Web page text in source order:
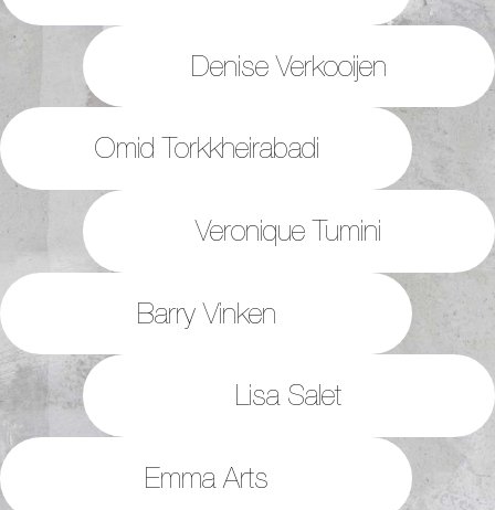
Denise Verkooijen
Omid Torkkheirabadi
Veronique Tumini
Barry Vinken
Lisa Salet
Emma Arts